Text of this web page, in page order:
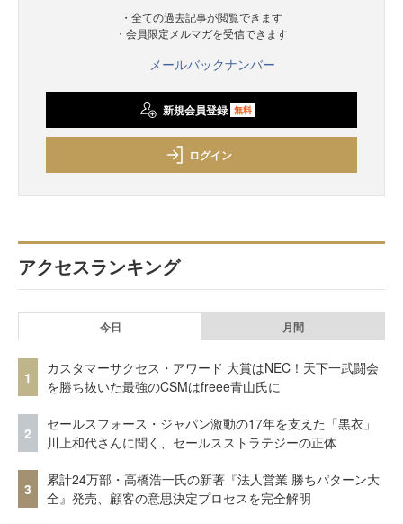
・全ての過去記事が閲覧できます
・会員限定メルマガを受信できます
メールバックナンバー
新規会員登録 無料
ログイン
アクセスランキング
今日 月間
1
カスタマーサクセス・アワード 大賞はNEC！天下一武闘会
を勝ち抜いた最強のCSMはfreee青山氏に
2
セールスフォース・ジャパン激動の17年を支えた「黒衣」
川上和代さんに聞く、セールスストラテジーの正体
3
累計24万部・高橋浩一氏の新著『法人営業 勝ちパターン大
全』発売、顧客の意思決定プロセスを完全解明